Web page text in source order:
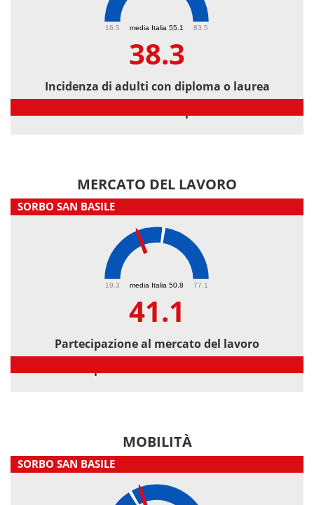
media Italia 55.1
16.5 83.5
38.3
Incidenza di adulti con diploma o laurea
MERCATO DEL LAVORO
SORBO SAN BASILE
media Italia 50.8
19.3 77.1
41.1
Partecipazione al mercato del lavoro
MOBILITÀ
SORBO SAN BASILE